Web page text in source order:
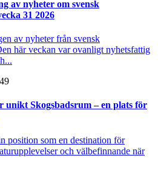
av nyheter om svensk
31 2026
av nyheter från svensk
här veckan var ovanligt nyhetsfattig
unikt Skogsbadsrum – en plats för
position som en destination för
och välbefinnande när